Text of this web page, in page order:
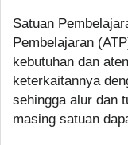
Satuan
Pembelajaran
kebutuhan dan
keterkaitannya
sehingga alur dan
masing satuan